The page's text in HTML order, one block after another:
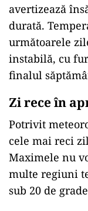
avertizează
durată.
următoarele
instabilă, cu
finalul
Zi rece în
Potrivit
cele mai reci
Maximele nu
multe regiuni
sub 20 de